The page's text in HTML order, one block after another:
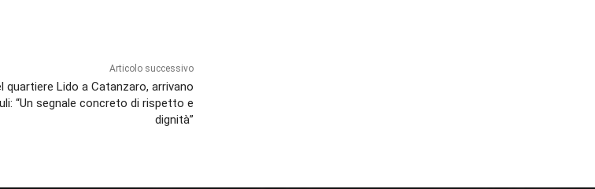
Articolo successivo
quartiere Lido a Catanzaro, arrivano
“Un segnale concreto di rispetto e
dignità”